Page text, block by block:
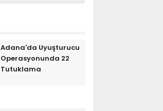
Adana'da Uyuşturucu
Operasyonunda 22
Tutuklama